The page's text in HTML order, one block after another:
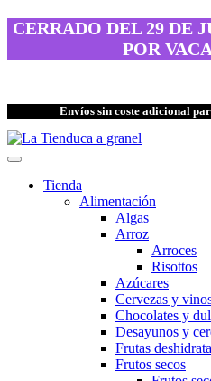
Saltar
contenido
CERRADO DEL 29 DE
POR
Envíos sin coste adicional
Tienda
Alimentación
Algas
Arroz
Arroces
Risottos
Azúcares
Cervezas y
Chocolates y
Desayunos y
Frutas
Frutos secos